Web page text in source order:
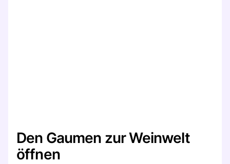
Den Gaumen zur Weinwelt
öffnen